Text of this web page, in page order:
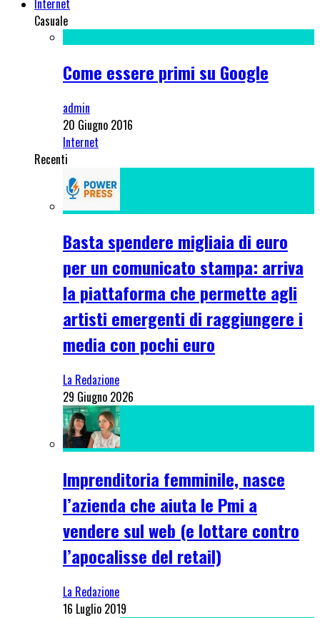
Internet
Casuale
Come essere primi su Google
admin
20 Giugno 2016
Internet
Recenti
Basta spendere migliaia di euro
per un comunicato stampa: arriva
la piattaforma che permette agli
artisti emergenti di raggiungere i
media con pochi euro
La Redazione
29 Giugno 2026
Imprenditoria femminile, nasce
l’azienda che aiuta le Pmi a
vendere sul web (e lottare contro
l’apocalisse del retail)
La Redazione
16 Luglio 2019